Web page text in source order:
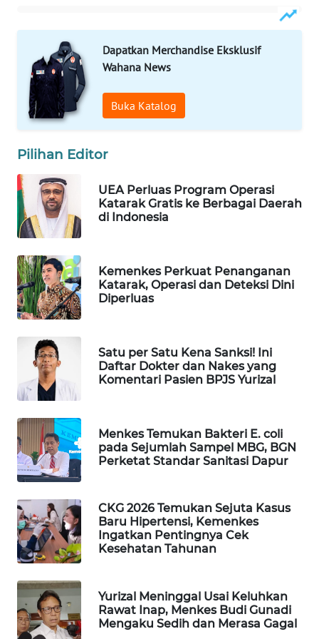
Dapatkan Merchandise Eksklusif
Wahana News
Buka Katalog
Pilihan Editor
UEA Perluas Program Operasi
Katarak Gratis ke Berbagai Daerah
di Indonesia
Kemenkes Perkuat Penanganan
Katarak, Operasi dan Deteksi Dini
Diperluas
Satu per Satu Kena Sanksi! Ini
Daftar Dokter dan Nakes yang
Komentari Pasien BPJS Yurizal
Menkes Temukan Bakteri E. coli
pada Sejumlah Sampel MBG, BGN
Perketat Standar Sanitasi Dapur
CKG 2026 Temukan Sejuta Kasus
Baru Hipertensi, Kemenkes
Ingatkan Pentingnya Cek
Kesehatan Tahunan
Yurizal Meninggal Usai Keluhkan
Rawat Inap, Menkes Budi Gunadi
Mengaku Sedih dan Merasa Gagal
WAHANA
TRAVEL
WAHANA
WAHANANEWS
ID
WAHANANEWS
WAHANANEWS
NET
WAHANA
SPORT
WAHANA
UMKM
WAHANA
SELEB
PERSONA
WAHANA
OTOMOTIF
WAHANA
HEALTH